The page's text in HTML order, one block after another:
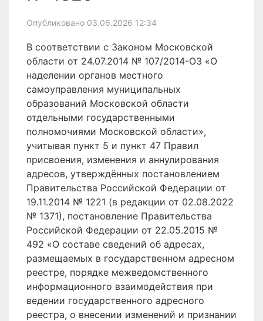
Опубликовано 03.06.2026 12:34
В соответствии с Законом Московской
области от 24.07.2014 № 107/2014-ОЗ «О
наделении органов местного
самоуправления муниципальных
образований Московской области
отдельными государственными
полномочиями Московской области»,
учитывая пункт 5 и пункт 47 Правил
присвоения, изменения и аннулирования
адресов, утверждённых постановлением
Правительства Российской Федерации от
19.11.2014 № 1221 (в редакции от 02.08.2022
№ 1371), постановление Правительства
Российской Федерации от 22.05.2015 №
492 «О составе сведений об адресах,
размещаемых в государственном адресном
реестре, порядке межведомственного
информационного взаимодействия при
ведении государственного адресного
реестра, о внесении изменений и признании